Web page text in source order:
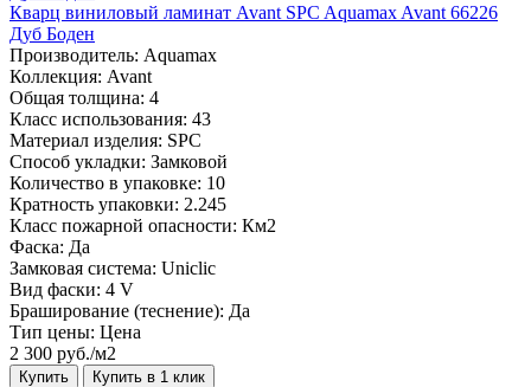
Кварц виниловый ламинат Avant SPC Aquamax Avant 66226
Дуб Боден
Производитель: Aquamax
Коллекция: Avant
Общая толщина: 4
Класс использования: 43
Материал изделия: SPC
Способ укладки: Замковой
Количество в упаковке: 10
Кратность упаковки: 2.245
Класс пожарной опасности: Км2
Фаска: Да
Замковая система: Uniclic
Вид фаски: 4 V
Браширование (теснение): Да
Тип цены: Цена
2 300 руб./м2
Купить Купить в 1 клик